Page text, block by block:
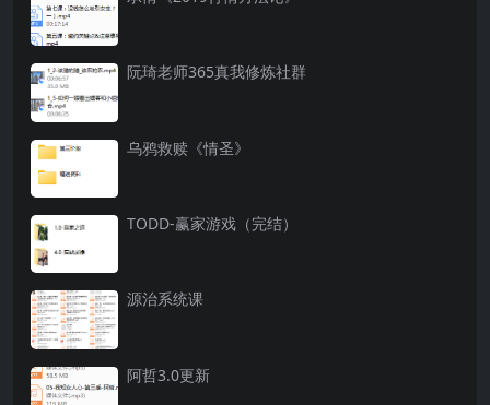
阮琦老师365真我修炼社群
乌鸦救赎《情圣》
TODD-赢家游戏（完结）
源治系统课
阿哲3.0更新